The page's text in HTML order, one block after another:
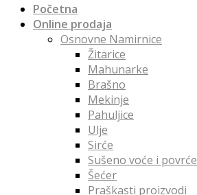
Početna
Online prodaja
Osnovne Namirnice
Žitarice
Mahunarke
Brašno
Mekinje
Pahuljice
Ulje
Sirće
Sušeno voće i povrće
Šećer
Praškasti proizvodi